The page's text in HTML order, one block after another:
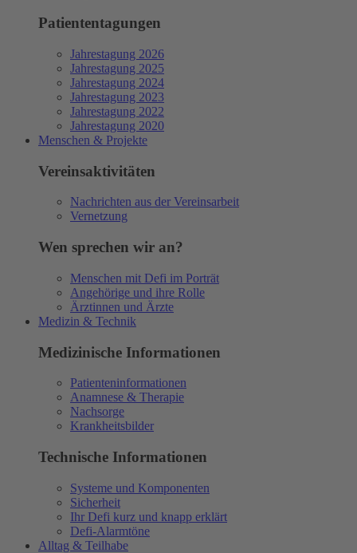
Patiententagungen
Jahrestagung 2026
Jahrestagung 2025
Jahrestagung 2024
Jahrestagung 2023
Jahrestagung 2022
Jahrestagung 2020
Menschen & Projekte
Vereinsaktivitäten
Nachrichten aus der Vereinsarbeit
Vernetzung
Wen sprechen wir an?
Menschen mit Defi im Porträt
Angehörige und ihre Rolle
Ärztinnen und Ärzte
Medizin & Technik
Medizinische Informationen
Patienteninformationen
Anamnese & Therapie
Nachsorge
Krankheitsbilder
Technische Informationen
Systeme und Komponenten
Sicherheit
Ihr Defi kurz und knapp erklärt
Defi-Alarmtöne
Alltag & Teilhabe